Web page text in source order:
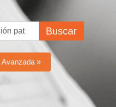
Buscar
Avanzada »